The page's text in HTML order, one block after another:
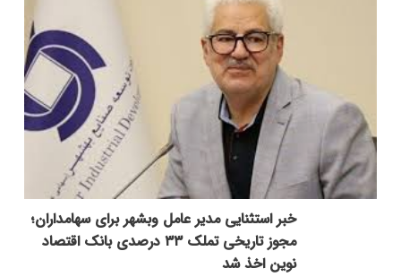
خبر استثنایی مدیر عامل وبشهر برای سهامداران؛
مجوز تاریخی تملک ۳۳ درصدی بانک اقتصاد
نوین اخذ شد